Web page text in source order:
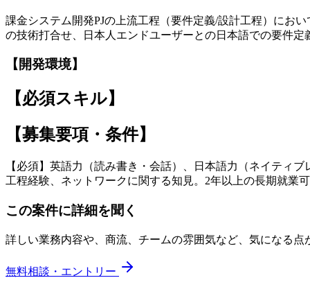
課金システム開発PJの上流工程（要件定義/設計工程）にお
の技術打合せ、日本人エンドユーザーとの日本語での要件
【開発環境】
【必須スキル】
【募集要項・条件】
【必須】英語力（読み書き・会話）、日本語力（ネイティ
工程経験、ネットワークに関する知見。2年以上の長期就業
この案件に詳細を聞く
詳しい業務内容や、商流、チームの雰囲気など、気になる
無料相談・エントリー